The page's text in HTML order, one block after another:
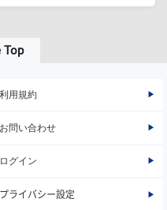
Top
利用規約
お問い合わせ
ログイン
プライバシー設定